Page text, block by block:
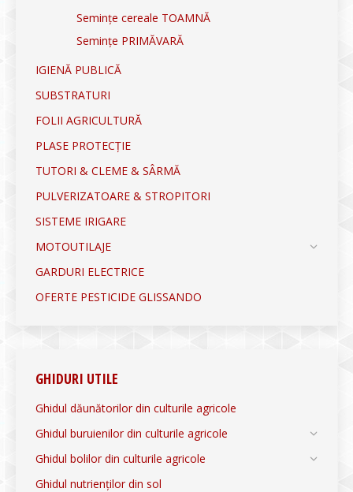
Semințe cereale TOAMNĂ
Semințe PRIMĂVARĂ
IGIENĂ PUBLICĂ
SUBSTRATURI
FOLII AGRICULTURĂ
PLASE PROTECȚIE
TUTORI & CLEME & SÂRMĂ
PULVERIZATOARE & STROPITORI
SISTEME IRIGARE
MOTOUTILAJE
GARDURI ELECTRICE
OFERTE PESTICIDE GLISSANDO
GHIDURI UTILE
Ghidul dăunătorilor din culturile agricole
Ghidul buruienilor din culturile agricole
Ghidul bolilor din culturile agricole
Ghidul nutrienților din sol